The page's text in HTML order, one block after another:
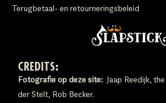
Terugbetaal- en retourneringsbeleid
CREDITS:
Fotografie op deze site: Jaap Reedijk,
der Stelt, Rob Becker.